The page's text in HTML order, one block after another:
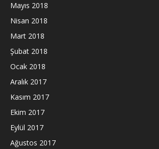
Mayıs 2018
Nisan 2018
Mart 2018
Şubat 2018
Ocak 2018
Aralık 2017
Kasım 2017
Ekim 2017
Eylül 2017
Ağustos 2017